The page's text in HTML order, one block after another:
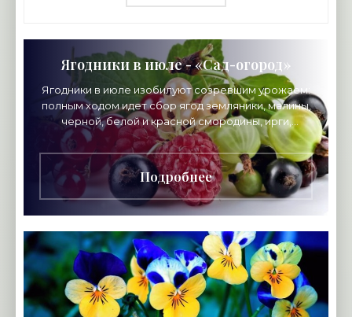
Ягодники в июле - «Сад-огород»
Ягодники в июле изобилуют созревшим урожаем:
полным ходом идет сбор ягод земляники, малины,
черной, белой и красной смородины, ирги,
голубики, йошты. Чтобы весь урожай достался
вам, а не
Подробнее